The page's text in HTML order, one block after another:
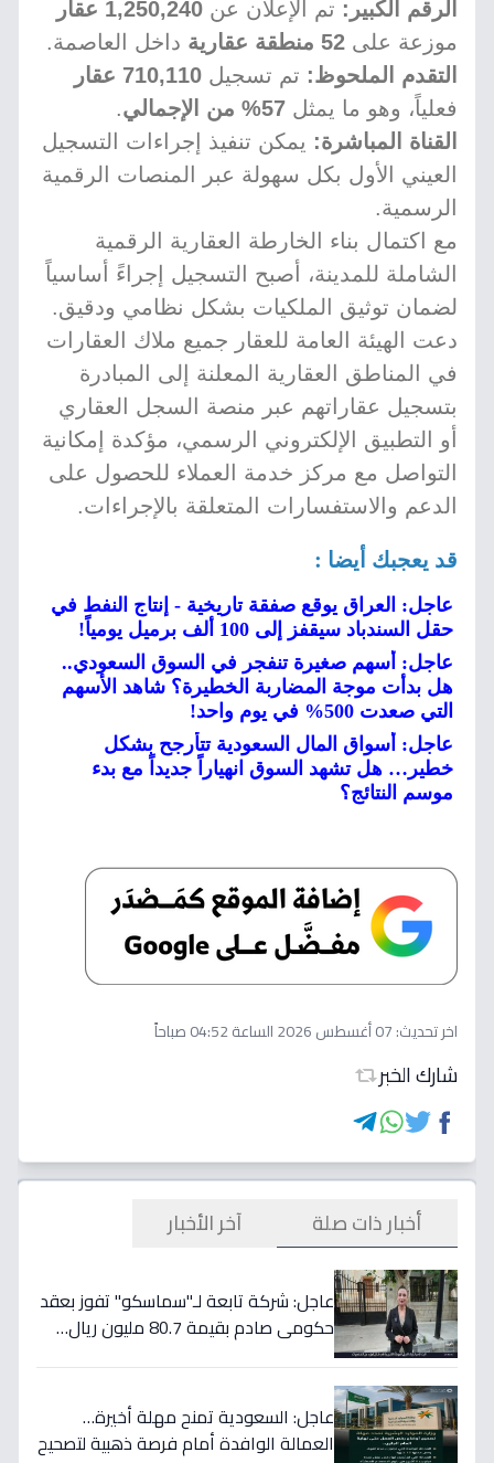
الرقم الكبير: تم الإعلان عن 1,250,240 عقار
موزعة على 52 منطقة عقارية
داخل العاصمة.
التقدم الملحوظ: تم تسجيل 710,110 عقار
فعلياً، وهو ما يمثل 57% من الإجمالي
.
القناة المباشرة: يمكن تنفيذ إجراءات التسجيل
العيني الأول بكل سهولة عبر المنصات الرقمية
الرسمية.
مع اكتمال بناء الخارطة العقارية الرقمية
الشاملة للمدينة، أصبح التسجيل إجراءً أساسياً
لضمان توثيق الملكيات بشكل نظامي ودقيق.
دعت الهيئة العامة للعقار جميع ملاك العقارات
في المناطق العقارية المعلنة إلى المبادرة
بتسجيل عقاراتهم عبر منصة السجل العقاري
أو التطبيق الإلكتروني الرسمي، مؤكدة إمكانية
التواصل مع مركز خدمة العملاء للحصول على
الدعم والاستفسارات المتعلقة بالإجراءات.
قد يعجبك أيضا :
عاجل: العراق يوقع صفقة تاريخية - إنتاج النفط في
حقل السندباد سيقفز إلى 100 ألف برميل يومياً!
عاجل: أسهم صغيرة تنفجر في السوق السعودي..
هل بدأت موجة المضاربة الخطيرة؟ شاهد الأسهم
التي صعدت 500% في يوم واحد!
عاجل: أسواق المال السعودية تتأرجح بشكل
خطير… هل تشهد السوق انهياراً جديداً مع بدء
موسم النتائج؟
اخر تحديث:07 أغسطس 2026 الساعة 04:52 صباحاً
شارك الخبر
أخبار ذات صلة آخر الأخبار
عاجل: شركة تابعة لـ"سماسكو" تفوز بعقد
حكومي صادم بقيمة 80.7 مليون ريال…
عاجل: السعودية تمنح مهلة أخيرة…
العمالة الوافدة أمام فرصة ذهبية لتصحيح